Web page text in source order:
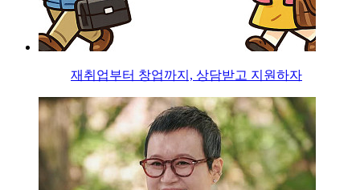
재취업부터 창업까지, 상담받고 지원하자